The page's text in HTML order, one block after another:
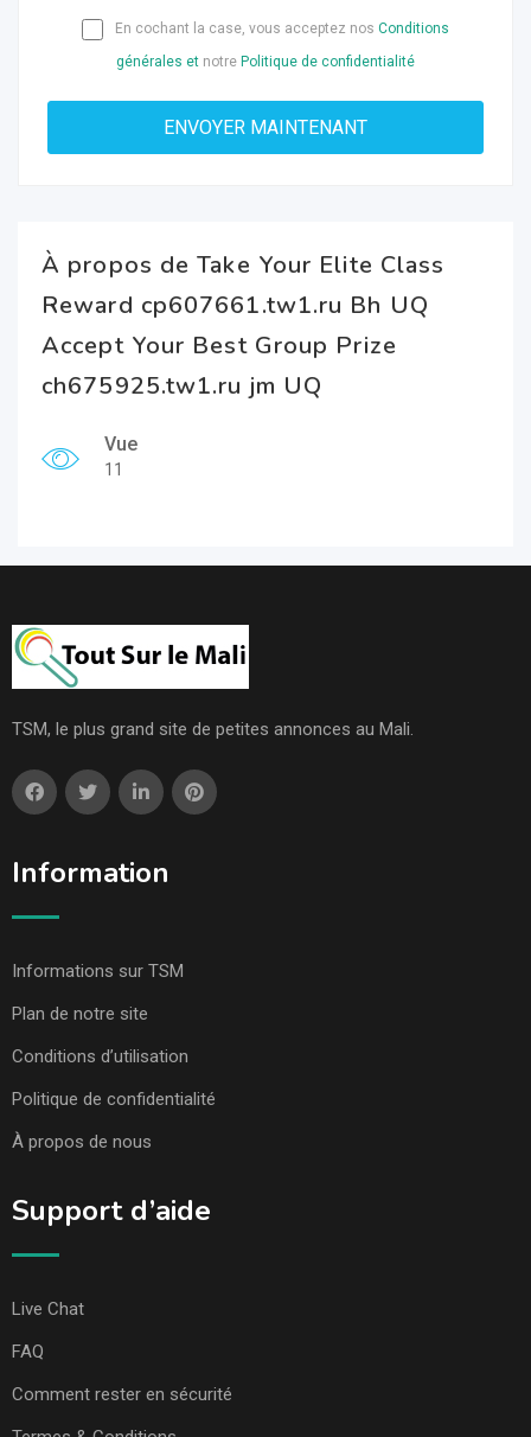
En cochant la case, vous acceptez nos Conditions
générales et notre Politique de confidentialité
À propos de Take Your Elite Class
Reward cp607661.tw1.ru Bh UQ
Accept Your Best Group Prize
ch675925.tw1.ru jm UQ
Vue
11
TSM, le plus grand site de petites annonces au Mali.
Information
Informations sur TSM
Plan de notre site
Conditions d’utilisation
Politique de confidentialité
À propos de nous
Support d’aide
Live Chat
FAQ
Comment rester en sécurité